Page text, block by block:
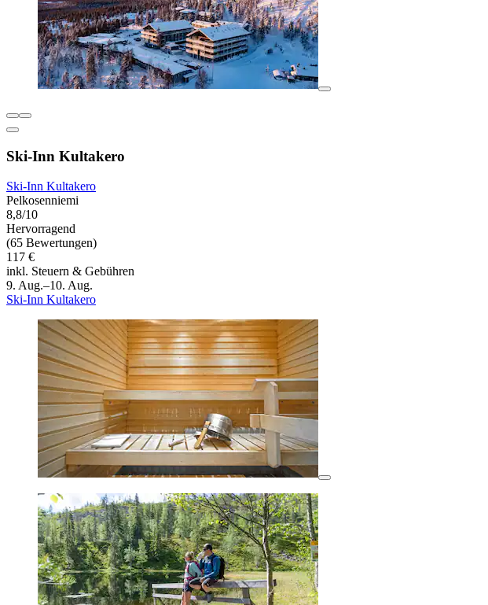
Ski-Inn Kultakero
Ski-Inn Kultakero
Pelkosenniemi
8,8/10
Hervorragend
(65 Bewertungen)
117 €
inkl. Steuern & Gebühren
9. Aug.–10. Aug.
Ski-Inn Kultakero